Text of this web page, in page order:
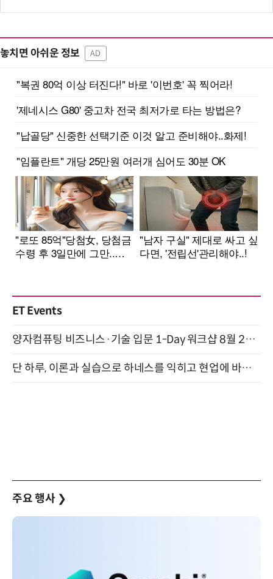
놓치면 아쉬운 정보 AD
ET Events
양자컴퓨팅 비즈니스·기술 입문 1-Day 워크샵 8월 28일 개최
단 하루, 이론과 실습으로 하네스를 익히고 현업에 바로 쓰는 핸즈온 워크숍 (8/20)
주요 행사 ❯